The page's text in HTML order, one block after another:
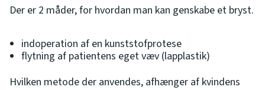
Der er 2 måder, for hvordan man kan genskabe et bryst.
indoperation af en kunststofprotese
flytning af patientens eget væv (lapplastik)
Hvilken metode der anvendes, afhænger af kvindens